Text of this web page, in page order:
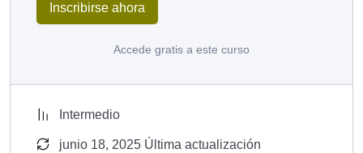
Inscribirse ahora
Accede gratis a este curso
Intermedio
junio 18, 2025 Última actualización